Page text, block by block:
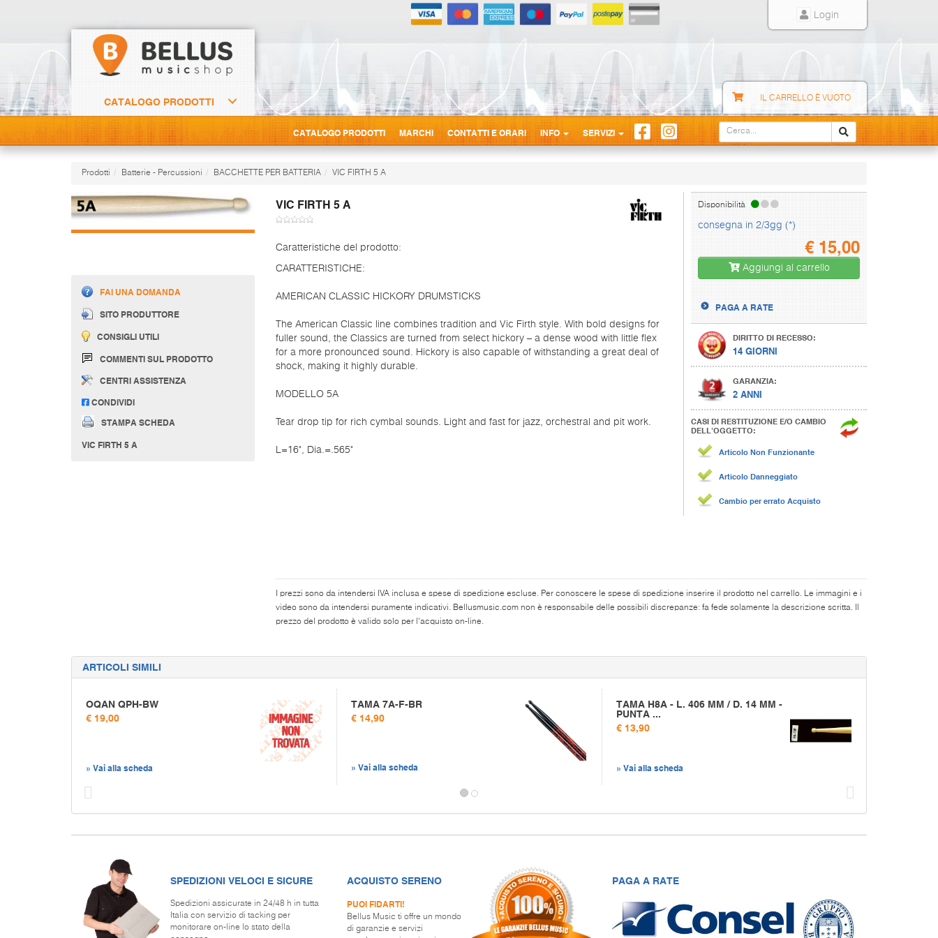
Login
CATALOGO PRODOTTI IL CARRELLO È VUOTO
CATALOGO PRODOTTI MARCHI CONTATTI E ORARI INFO SERVIZI
Prodotti Batterie - Percussioni BACCHETTE PER BATTERIA VIC FIRTH 5 A
VIC FIRTH 5 A
FAI UNA DOMANDA
SITO PRODUTTORE
CONSIGLI UTILI
COMMENTI SUL PRODOTTO
CENTRI ASSISTENZA
CONDIVIDI
STAMPA SCHEDA
VIC FIRTH 5 A
Caratteristiche del prodotto:
CARATTERISTICHE:
AMERICAN CLASSIC HICKORY DRUMSTICKS
The American Classic line combines tradition and Vic Firth style. With bold designs for
fuller sound, the Classics are turned from select hickory – a dense wood with little flex
for a more pronounced sound. Hickory is also capable of withstanding a great deal of
shock, making it highly durable.
MODELLO 5A
Tear drop tip for rich cymbal sounds. Light and fast for jazz, orchestral and pit work.
L=16", Dia.=.565"
Disponibilità
consegna in 2/3gg (*)
€15,00
Aggiungi al carrello
PAGA A RATE
DIRITTO DI RECESSO:
14 GIORNI
GARANZIA:
2 ANNI
CASI DI RESTITUZIONE E/O CAMBIO
DELL’OGGETTO:
Articolo Non Funzionante
Articolo Danneggiato
Cambio per errato Acquisto
I prezzi sono da intendersi IVA inclusa e spese di spedizione escluse. Per conoscere le spese di spedizione inserire il prodotto nel carrello. Le immagini e i
video sono da intendersi puramente indicativi. Bellusmusic.com non è responsabile delle possibili discrepanze: fa fede solamente la descrizione scritta. Il
prezzo del prodotto è valido solo per l'acquisto on-line.
ARTICOLI SIMILI
OQAN QPH-BW
€ 19,00
» Vai alla scheda
TAMA 7A-F-BR
€ 14,90
» Vai alla scheda
TAMA H8A - L. 406 MM / D. 14 MM -
PUNTA ...
€ 13,90
» Vai alla scheda
SPEDIZIONI VELOCI E SICURE
Spedizioni assicurate in 24/48 h in tutta
Italia con servizio di tacking per
monitorare on-line lo stato della
ACQUISTO SERENO
PUOI FIDARTI!
Bellus Music ti offre un mondo
di garanzie e servizi
PAGA A RATE